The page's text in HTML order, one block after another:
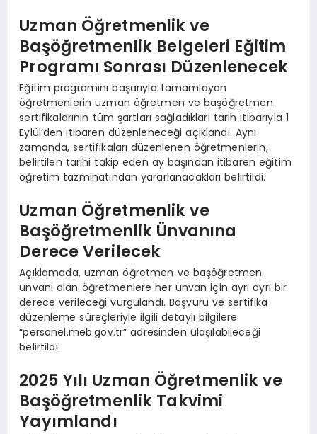
Uzman Öğretmenlik ve
Başöğretmenlik Belgeleri Eğitim
Programı Sonrası Düzenlenecek
Eğitim programını başarıyla tamamlayan
öğretmenlerin uzman öğretmen ve başöğretmen
sertifikalarının tüm şartları sağladıkları tarih itibarıyla 1
Eylül’den itibaren düzenleneceği açıklandı. Aynı
zamanda, sertifikaları düzenlenen öğretmenlerin,
belirtilen tarihi takip eden ay başından itibaren eğitim
öğretim tazminatından yararlanacakları belirtildi.
Uzman Öğretmenlik ve
Başöğretmenlik Ünvanına
Derece Verilecek
Açıklamada, uzman öğretmen ve başöğretmen
unvanı alan öğretmenlere her unvan için ayrı ayrı bir
derece verileceği vurgulandı. Başvuru ve sertifika
düzenleme süreçleriyle ilgili detaylı bilgilere
“personel.meb.gov.tr” adresinden ulaşılabileceği
belirtildi.
2025 Yılı Uzman Öğretmenlik ve
Başöğretmenlik Takvimi
Yayımlandı